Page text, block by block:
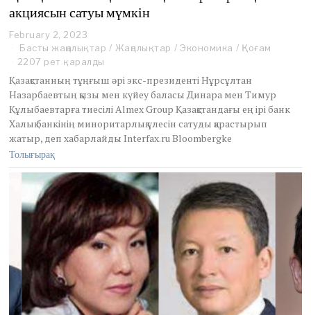
акциясын сатуы мүмкін
February 2, 2023
e
b
u
a
r
y
0
Басты жаңалықтар / Жаңалықтар / Экономика / Қоғам
2207 рет қаралды
Қазақстанның тұңғыш әрі экс-президенті Нұрсұлтан
Назарбаевтың қызы мен күйеу баласы Динара мен Тимур
Құлыбаевтарға тиесілі Almex Group Қазақстандағы ең ірі банк
Халық банкінің миноритарлық үлесін сатуды қарастырып
жатыр, деп хабарлайды Interfax.ru Bloombergke
Толығырақ